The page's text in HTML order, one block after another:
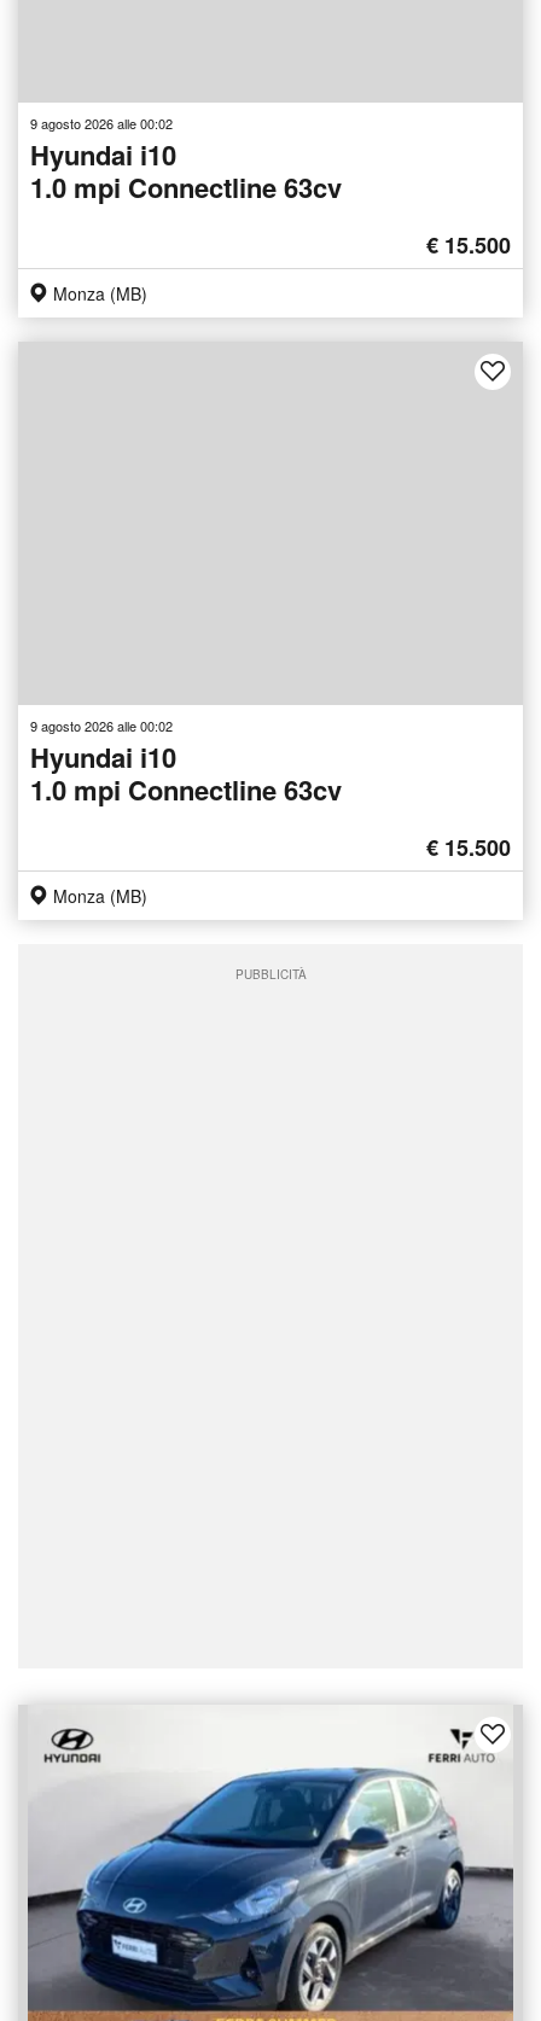
9 agosto 2026 alle 00:02
Hyundai i10
1.0 mpi Connectline 63cv
€ 15.500
Monza (MB)
9 agosto 2026 alle 00:02
Hyundai i10
1.0 mpi Connectline 63cv
€ 15.500
Monza (MB)
PUBBLICITÀ